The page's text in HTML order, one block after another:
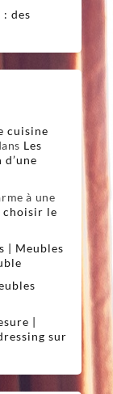
: des
cuisine
Les
à une
choisir le
| Meubles
|
sur